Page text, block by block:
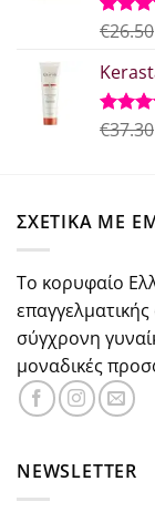
από 5
€26.50
€37.30
ΣΧΕΤΙΚΑ ΜΕ
Το κορυφαίο
σύγχρονη
μοναδικές
NEWSLETTER